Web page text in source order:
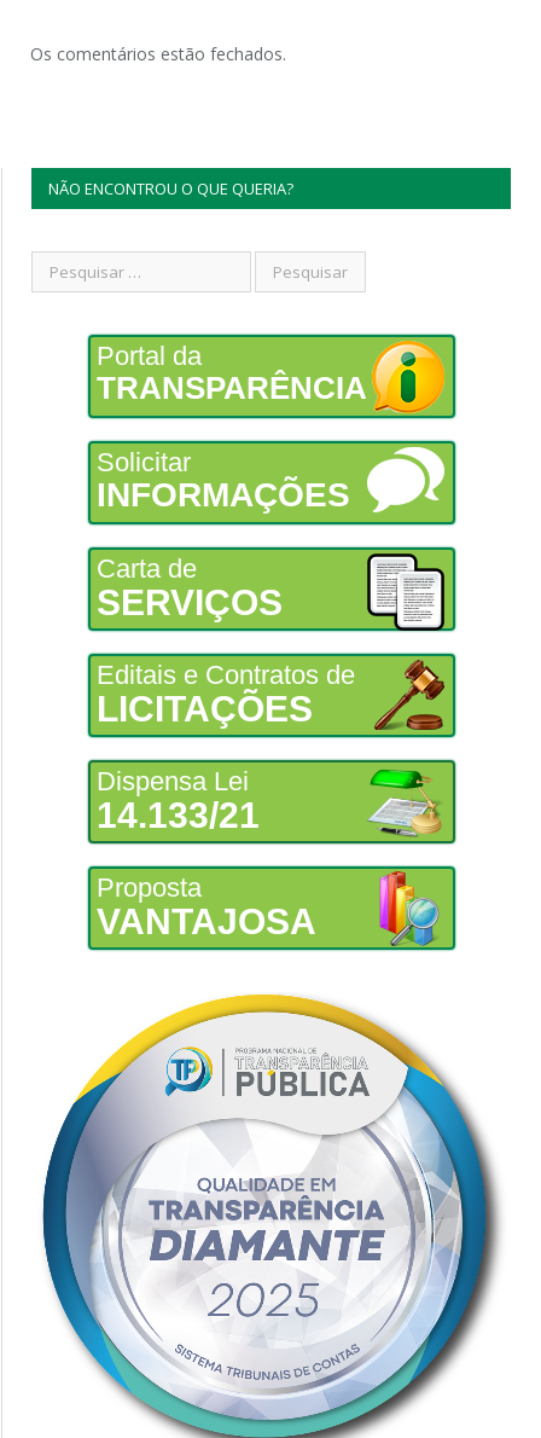
Os comentários estão fechados.
NÃO ENCONTROU O QUE QUERIA?
Portal da
TRANSPARÊNCIA
Solicitar
INFORMAÇÕES
Carta de
SERVIÇOS
Editais e Contratos de
LICITAÇÕES
Dispensa Lei
14.133/21
Proposta
VANTAJOSA